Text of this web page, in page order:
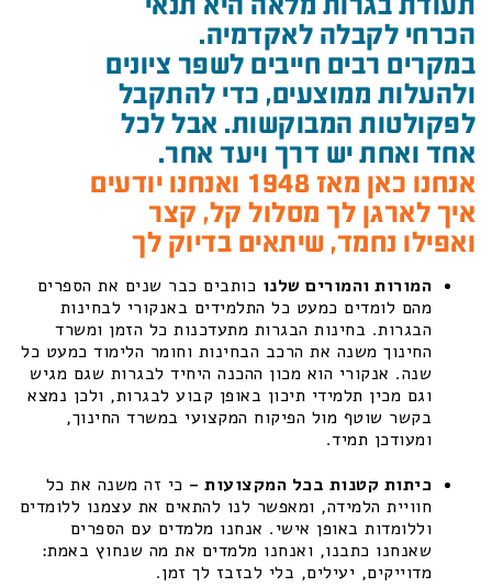
הכרחי לקבלה לאקדמיה.
במקרים רבים חייבים לשפר ציונים
ולהעלות ממוצעים, כדי להתקבל
לפקולטות המבוקשות. אבל לכל
אחד ואחת יש דרך ויעד אחר.
אנחנו כאן מאז 1948 ואנחנו יודעים
איך לארגן לך מסלול קל, קצר
ואפילו נחמד, שיתאים בדיוק לך
המורות והמורים שלנו כותבים כבר שנים את הספרים
מהם לומדים כמעט כל התלמידים באנקורי לבחינות
הבגרות. בחינות הבגרות מתעדכנות כל הזמן ומשרד
החינוך משנה את הרכב הבחינות וחומר הלימוד כמעט כל
שנה. אנקורי הוא מכון ההכנה היחיד לבגרות שגם מגיש
וגם מכין תלמידי תיכון באופן קבוע לבגרות, ולכן נמצא
בקשר שוטף מול הפיקוח המקצועי במשרד החינוך,
ומעודכן תמיד.
כיתות קטנות בכל המקצועות – כי זה משנה את כל
חוויית הלמידה, ומאפשר לנו להתאים את עצמנו ללומדים
וללומדות באופן אישי. אנחנו מלמדים עם הספרים
שאנחנו כתבנו, ואנחנו מלמדים את מה שנחוץ באמת:
מדוייקים, יעילים, בלי לבזבז לך זמן.